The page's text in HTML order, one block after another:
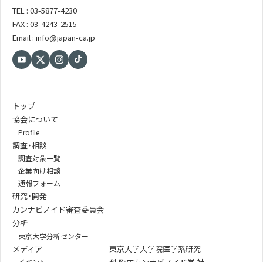
TEL : 03-5877-4230
FAX : 03-4243-2515
Email : info@japan-ca.jp
トップ
協会について
Profile
調査・相談
調査対象一覧
企業向け相談
通報フォーム
研究・開発
カンナビノイド審査委員会
分析
東京大学分析センター
メディア
東京大学大学院医学系研究